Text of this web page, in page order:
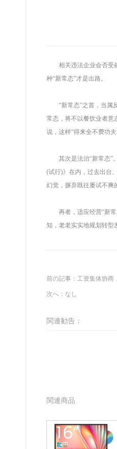
相关违法企业会否受处
种“新常态”才是出路。
“新常态”之首，当属反
常态，将不以餐饮业者意
说，这样“得来全不费功
其次是法治“新常态”。
(试行)》在内，过去出台
幻觉，摒弃既往屡试不爽
再者，适应经营“新常
知，老老实实地规划转型
前の記事： 工资集体协商
次へ：なし
関連勧告：
関連商品